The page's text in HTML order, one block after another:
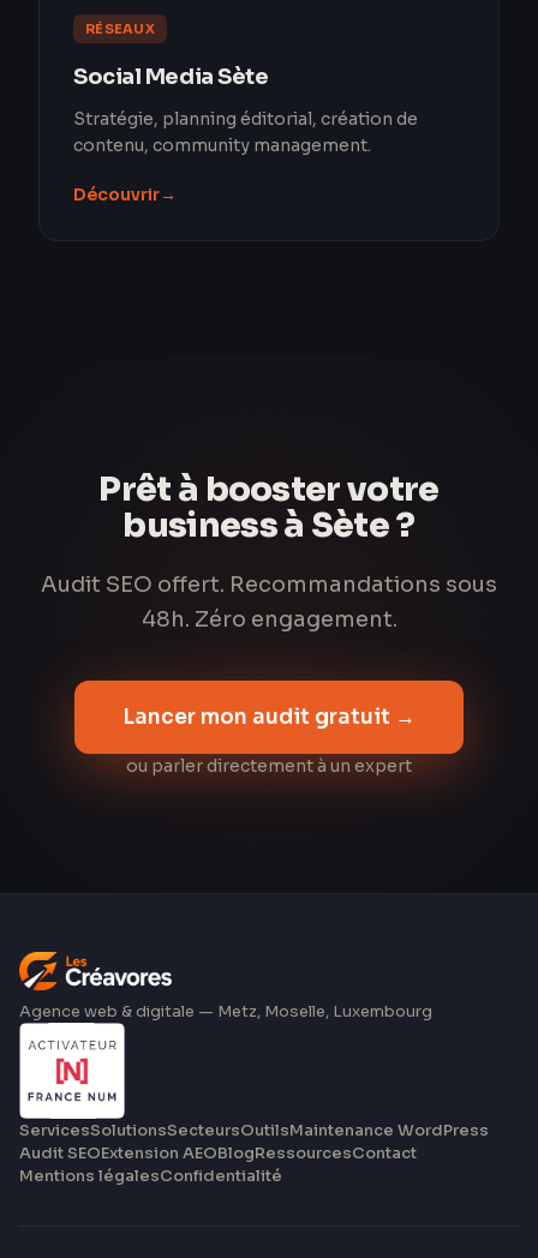
RÉSEAUX
Social Media Sète
Stratégie, planning éditorial, création de
contenu, community management.
Découvrir→
Prêt à booster votre
business à Sète ?
Audit SEO offert. Recommandations sous
48h. Zéro engagement.
Lancer mon audit gratuit →
ou parler directement à un expert
Agence web & digitale — Metz, Moselle, Luxembourg
ServicesSolutionsSecteursOutilsMaintenance WordPress
Audit SEOExtension AEOBlogRessourcesContact
Mentions légalesConfidentialité